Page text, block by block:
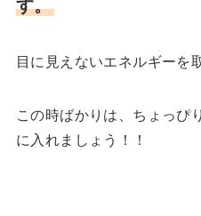
す。
目に見えないエネルギーを
この時ばかりは、ちょっぴ
に入れましょう！！